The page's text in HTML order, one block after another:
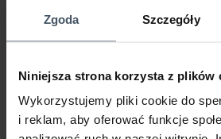
Zgoda Szczegóły
Niniejsza strona korzysta z plików
Wykorzystujemy pliki cookie do
i reklam, aby oferować funkcje